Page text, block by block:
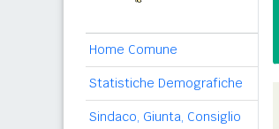
Home Comune
Statistiche Demografiche
Sindaco, Giunta, Consiglio